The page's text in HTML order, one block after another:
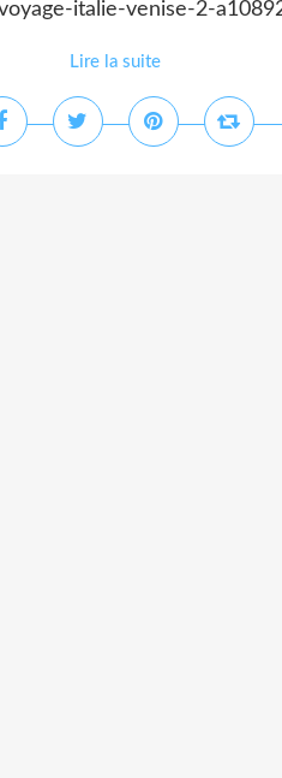
italie-venise-2-
Lire la suite